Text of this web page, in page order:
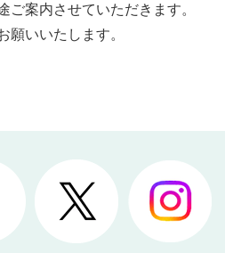
ご案内させていただきます。
願いいたします。